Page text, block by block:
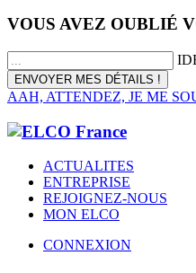
VOUS AVEZ OUBLIÉ
AAH, ATTENDEZ, JE ME
ACTUALITES
ENTREPRISE
REJOIGNEZ-NOUS
MON ELCO
CONNEXION